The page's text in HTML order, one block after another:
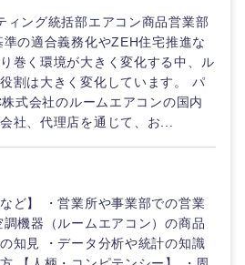
クタンク
刷
所・監査法人
ィング統括部エアコン商品営業部
の適合義務化やZEH住宅推進な
巻く環境が大きく変化する中、ル
割は大きく変化しています。 パ
式会社のルームエアコンの国内
社、代理店を通じて、お...
ど】 ・営業所や事業部での営業
機器（ルームエアコン）の商品
知見 ・データ分析や統計の知識